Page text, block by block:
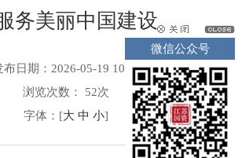
务美丽中国建设
布日期：2026-05-19 10:02
浏览次数：
52次
字体：[大 中 小]
微信公众号